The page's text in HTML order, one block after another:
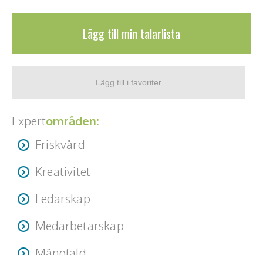
Kända personer
Lägg till min talarlista
Expertområden:
Friskvård
Kreativitet
Ledarskap
Medarbetarskap